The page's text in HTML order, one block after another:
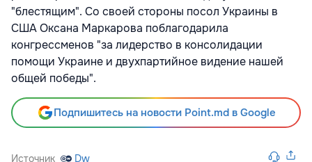
"блестящим". Со своей стороны посол Украины в
США Оксана Маркарова поблагодарила
конгрессменов "за лидерство в консолидации
помощи Украине и двухпартийное видение нашей
общей победы".
Подпишитесь на новости Point.md в Google
Источник Dw